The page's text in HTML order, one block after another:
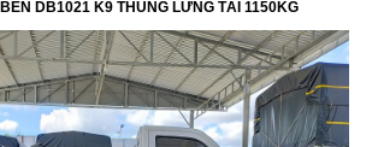
DB1021 K9 THÙNG LỬNG TẢI 1150KG